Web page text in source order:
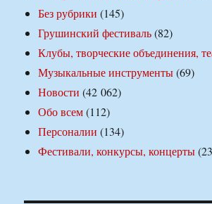
Без рубрики (145)
Грушинский фестиваль(82)
Клубы, творческие объединения,
Музыкальные инструменты(69)
Новости (42 062)
Обо всем(112)
Персоналии (134)
Фестивали, конкурсы, концерты